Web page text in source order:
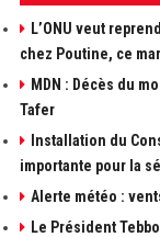
L’ONU veut
chez Poutine, ce
MDN : Décès du
Tafer
Installation du
importante pour la
Alerte météo :
Le Président